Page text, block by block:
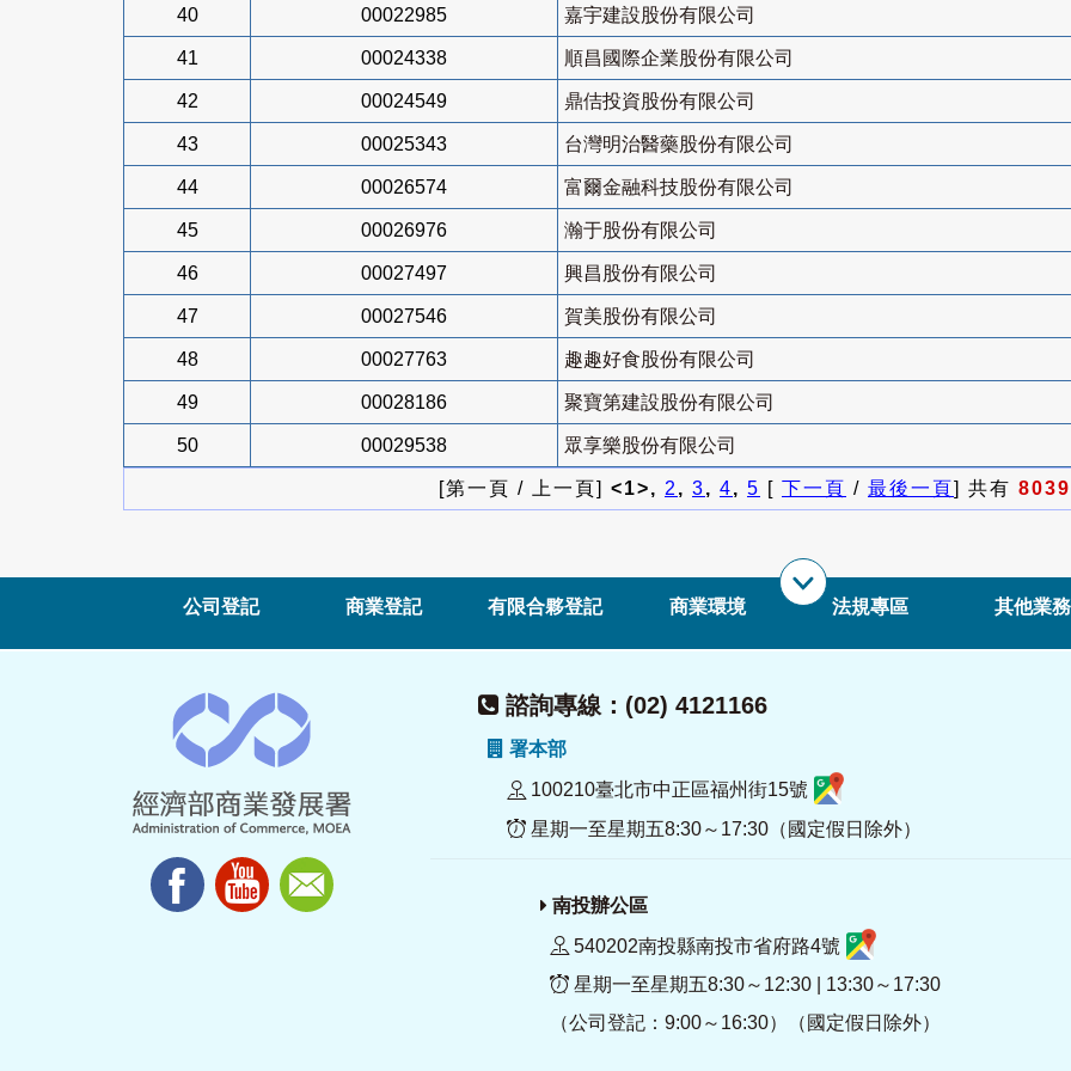
40 00022985 嘉宇建設股份有限公司
41 00024338 順昌國際企業股份有限公司
42 00024549 鼎佶投資股份有限公司
43 00025343 台灣明治醫藥股份有限公司
44 00026574 富爾金融科技股份有限公司
45 00026976 瀚于股份有限公司
46 00027497 興昌股份有限公司
47 00027546 賀美股份有限公司
48 00027763 趣趣好食股份有限公司
49 00028186 聚寶第建設股份有限公司
50 00029538 眾享樂股份有限公司
[第一頁 / 上一頁] <1>, 2, 3, 4, 5 [ 下一頁 / 最後一頁] 共有 8039
公司登記 商業登記 有限合夥登記 商業環境 法規專區 其他業務
諮詢專線：(02) 4121166
署本部
100210臺北市中正區福州街15號
星期一至星期五8:30～17:30（國定假日除外）
南投辦公區
540202南投縣南投市省府路4號
星期一至星期五8:30～12:30 | 13:30～17:30
（公司登記：9:00～16:30）（國定假日除外）